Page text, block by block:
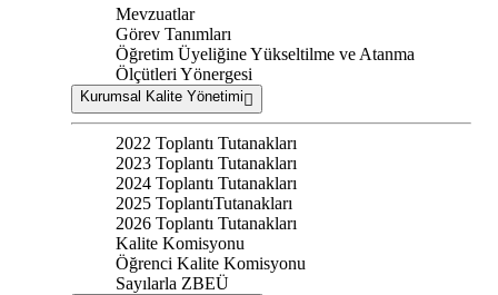
Mevzuatlar
Görev Tanımları
Öğretim Üyeliğine Yükseltilme ve Atanma
Ölçütleri Yönergesi
Kurumsal Kalite Yönetimi
2022 Toplantı Tutanakları
2023 Toplantı Tutanakları
2024 Toplantı Tutanakları
2025 ToplantıTutanakları
2026 Toplantı Tutanakları
Kalite Komisyonu
Öğrenci Kalite Komisyonu
Sayılarla ZBEÜ